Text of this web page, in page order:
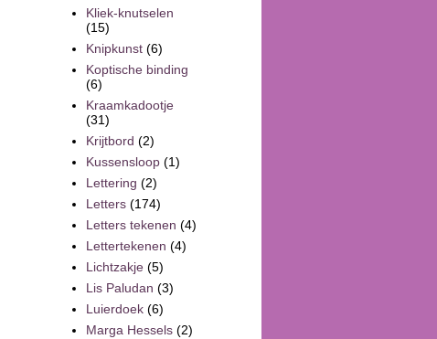
Kliek-knutselen
(15)
Knipkunst (6)
Koptische binding
(6)
Kraamkadootje
(31)
Krijtbord (2)
Kussensloop (1)
Lettering (2)
Letters (174)
Letters tekenen (4)
Lettertekenen (4)
Lichtzakje (5)
Lis Paludan (3)
Luierdoek (6)
Marga Hessels (2)